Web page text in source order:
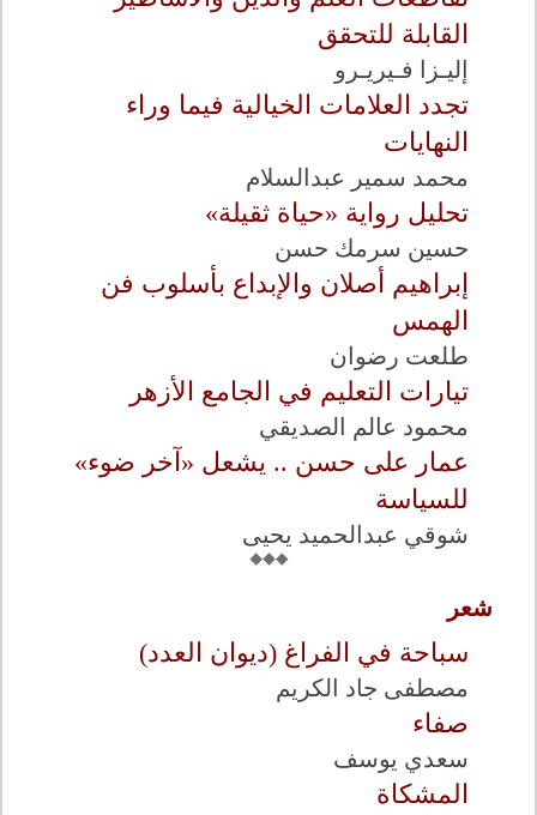
القابلة للتحقق
إليـزا فـيريـرو
تجدد العلامات الخيالية فيما وراء
النهايات
محمد سمير عبدالسلام
تحليل رواية «حياة ثقيلة»
حسين سرمك حسن
إبراهيم أصلان والإبداع بأسلوب فن
الهمس
طلعت رضوان
تيارات التعليم في الجامع الأزهر
محمود عالم الصديقي
عمار على حسن .. يشعل «آخر ضوء»
للسياسة
شوقي عبدالحميد يحيى
شعر
سباحة في الفراغ (ديوان العدد)
مصطفى جاد الكريم
صفاء
سعدي يوسف
المشكاة